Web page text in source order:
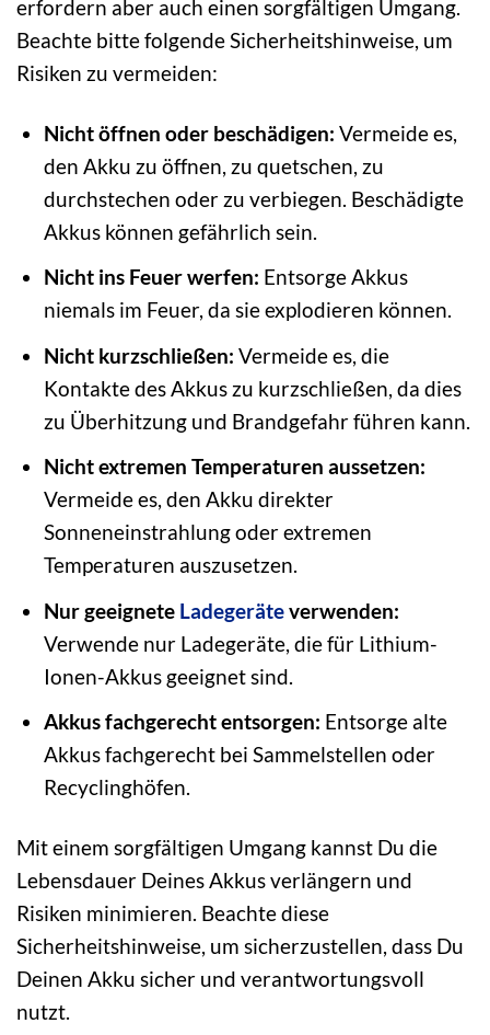
erfordern aber auch einen sorgfältigen Umgang.
Beachte bitte folgende Sicherheitshinweise, um
Risiken zu vermeiden:
Nicht öffnen oder beschädigen: Vermeide es,
den Akku zu öffnen, zu quetschen, zu
durchstechen oder zu verbiegen. Beschädigte
Akkus können gefährlich sein.
Nicht ins Feuer werfen: Entsorge Akkus
niemals im Feuer, da sie explodieren können.
Nicht kurzschließen: Vermeide es, die
Kontakte des Akkus zu kurzschließen, da dies
zu Überhitzung und Brandgefahr führen kann.
Nicht extremen Temperaturen aussetzen:
Vermeide es, den Akku direkter
Sonneneinstrahlung oder extremen
Temperaturen auszusetzen.
Nur geeignete Ladegeräteverwenden:
Verwende nur Ladegeräte, die für Lithium-
Ionen-Akkus geeignet sind.
Akkus fachgerecht entsorgen: Entsorge alte
Akkus fachgerecht bei Sammelstellen oder
Recyclinghöfen.
Mit einem sorgfältigen Umgang kannst Du die
Lebensdauer Deines Akkus verlängern und
Risiken minimieren. Beachte diese
Sicherheitshinweise, um sicherzustellen, dass Du
Deinen Akku sicher und verantwortungsvoll
nutzt.